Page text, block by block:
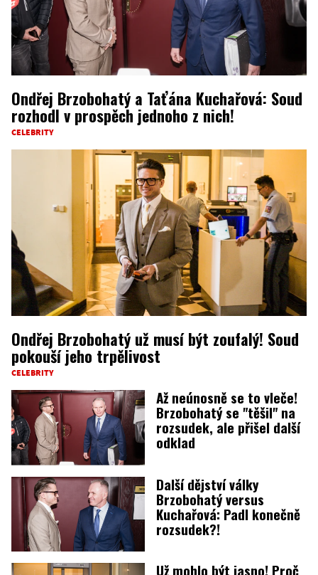
Ondřej Brzobohatý a Taťána Kuchařová: Soud
rozhodl v prospěch jednoho z nich!
CELEBRITY
Ondřej Brzobohatý už musí být zoufalý! Soud
pokouší jeho trpělivost
CELEBRITY
Až neúnosně se to vleče!
Brzobohatý se "těšil" na
rozsudek, ale přišel další
odklad
Další dějství války
Brzobohatý versus
Kuchařová: Padl konečně
rozsudek?!
Už mohlo být jasno! Proč